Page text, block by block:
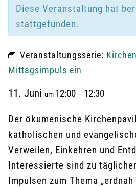
Diese Veranstaltung hat
stattgefunden.
Veranstaltungsserie:
Mittagsimpuls ein
11. Juni um 12:00 – 12:30
Der ökumenische
katholischen und
Verweilen, Einkehren und
Interessierte sind zu
Impulsen zum Thema